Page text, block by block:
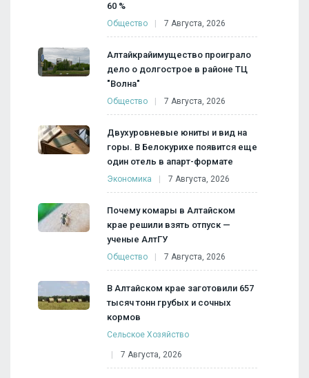
60 %
Общество 7 Августа, 2026
Алтайкрайимущество проиграло
дело о долгострое в районе ТЦ
"Волна"
Общество 7 Августа, 2026
Двухуровневые юниты и вид на
горы. В Белокурихе появится еще
один отель в апарт-формате
Экономика 7 Августа, 2026
Почему комары в Алтайском
крае решили взять отпуск —
ученые АлтГУ
Общество 7 Августа, 2026
В Алтайском крае заготовили 657
тысяч тонн грубых и сочных
кормов
Сельское Хозяйство
7 Августа, 2026